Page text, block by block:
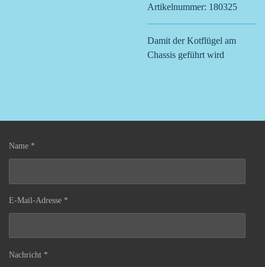
Artikelnummer: 180325
Damit der Kotflügel am
Chassis geführt wird
Name *
E-Mail-Adresse *
Nachricht *